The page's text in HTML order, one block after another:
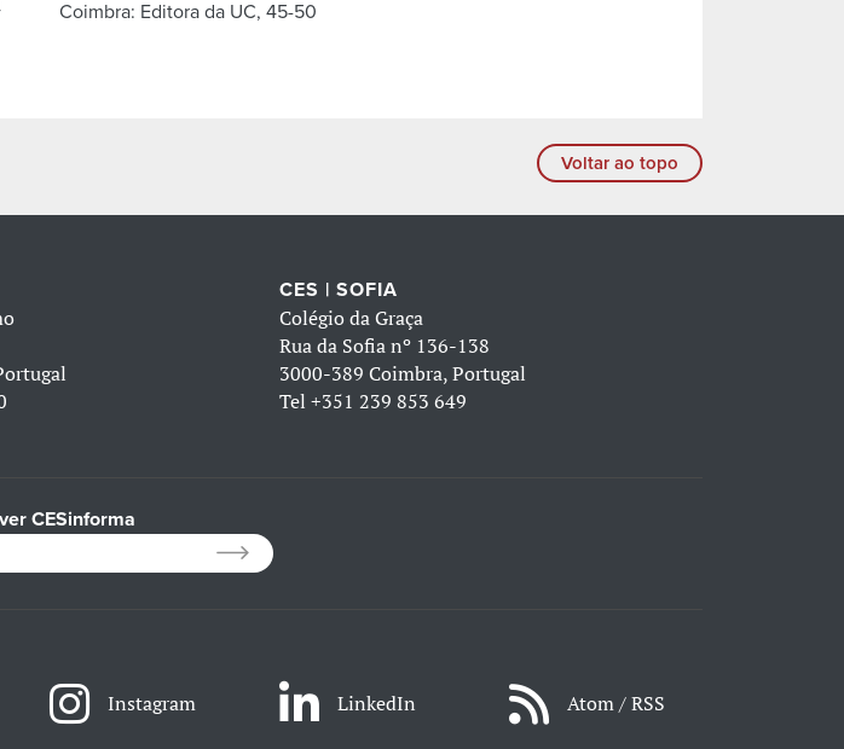
Coimbra: Editora da UC, 45-50
Voltar ao topo
CES | SOFIA
Colégio da Graça
Rua da Sofia nº 136-138
3000-389 Coimbra, Portugal
Tel +351 239 853 649
CESinforma
Instagram LinkedIn Atom / RSS